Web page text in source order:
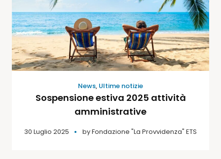
News, Ultime notizie
Sospensione estiva 2025 attività
amministrative
30 Luglio 2025 byFondazione "La Provvidenza" ETS